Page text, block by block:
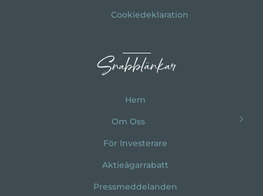
Cookiedeklaration
Snabblänkar
Hem
Om Oss
För Investerare
Aktieägarrabatt
Pressmeddelanden